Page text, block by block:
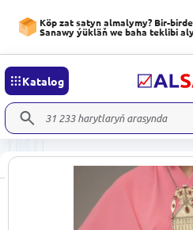
Köp zat satyn almalymy? Bir-
Sanawy ýükläň we baha teklibi
Katalog